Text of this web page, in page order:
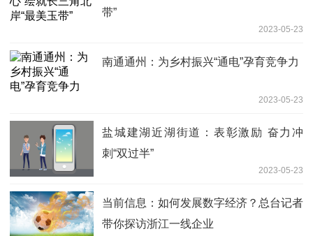
带”
2023-05-23
南通通州：为乡村振兴“通电”孕育竞争力
2023-05-23
盐城建湖近湖街道：表彰激励 奋力冲
刺“双过半”
2023-05-23
当前信息：如何发展数字经济？总台记者
带你探访浙江一线企业